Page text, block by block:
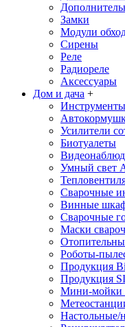
Замки
Модули
Сирены
Реле
Радиореле
Аксессуары
Дом и дача +
Инструменты
Усилители
Биотуалеты
Умный свет
Сварочные
Винные
Сварочные
Маски
Роботы-
Продукция
Продукция
Мини-мойки
Настольные/